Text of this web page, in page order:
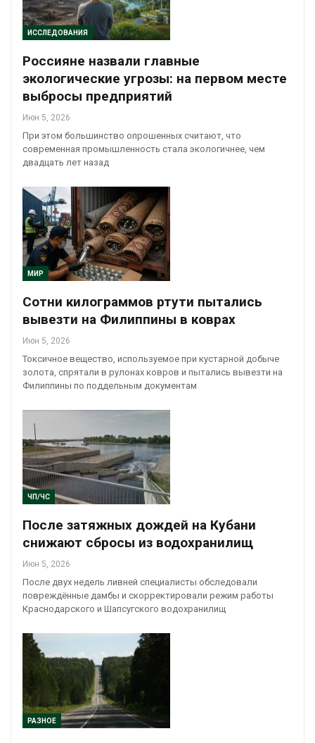
ИССЛЕДОВАНИЯ
Россияне назвали главные
экологические угрозы: на первом месте
выбросы предприятий
Июн 5, 2026
При этом большинство опрошенных считают, что
современная промышленность стала экологичнее, чем
двадцать лет назад
МИР
Сотни килограммов ртути пытались
вывезти на Филиппины в коврах
Июн 5, 2026
Токсичное вещество, используемое при кустарной добыче
золота, спрятали в рулонах ковров и пытались вывезти на
Филиппины по поддельным документам
ЧП/ЧС
После затяжных дождей на Кубани
снижают сбросы из водохранилищ
Июн 5, 2026
После двух недель ливней специалисты обследовали
повреждённые дамбы и скорректировали режим работы
Краснодарского и Шапсугского водохранилищ
РАЗНОЕ